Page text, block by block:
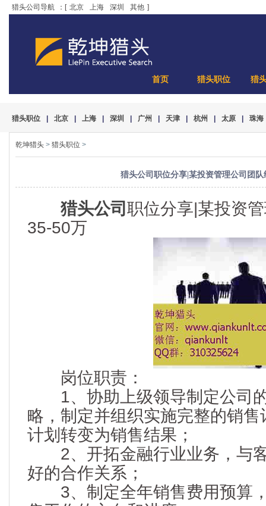
猎头公司导航 ：[ 北京 上海 深圳 其他 ]
首页 猎头职位 猎
猎头职位 北京 上海 深圳 广州 天津 杭州 太原 珠海
乾坤猎头 > 猎头职位 >
猎头公司职位分享|某投资管理公司团队
猎头公司职位分享|某投资
35-50万
岗位职责：
1、协助上级领导制定公司
略，制定并组织实施完整的销
计划转变为销售结果；
2、开拓金融行业业务，与
好的合作关系；
3、制定全年销售费用预算